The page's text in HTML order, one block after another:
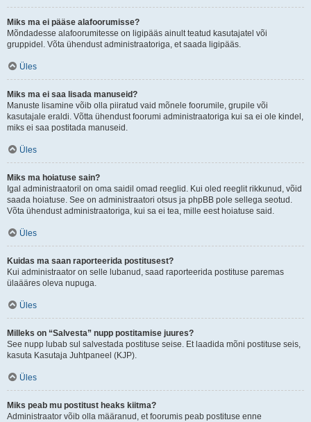
Miks ma ei pääse alafoorumisse?
Mõndadesse alafoorumitesse on ligipääs ainult teatud kasutajatel või
gruppidel. Võta ühendust administraatoriga, et saada ligipääs.
Üles
Miks ma ei saa lisada manuseid?
Manuste lisamine võib olla piiratud vaid mõnele foorumile, grupile või
kasutajale eraldi. Võtta ühendust foorumi administraatoriga kui sa ei ole kindel,
miks ei saa postitada manuseid.
Üles
Miks ma hoiatuse sain?
Igal administraatoril on oma saidil omad reeglid. Kui oled reeglit rikkunud, võid
saada hoiatuse. See on administraatori otsus ja phpBB pole sellega seotud.
Võta ühendust administraatoriga, kui sa ei tea, mille eest hoiatuse said.
Üles
Kuidas ma saan raporteerida postitusest?
Kui administraator on selle lubanud, saad raporteerida postituse paremas
ülaääres oleva nupuga.
Üles
Milleks on “Salvesta” nupp postitamise juures?
See nupp lubab sul salvestada postituse seise. Et laadida mõni postituse seis,
kasuta Kasutaja Juhtpaneel (KJP).
Üles
Miks peab mu postitust heaks kiitma?
Administraator võib olla määranud, et foorumis peab postituse enne